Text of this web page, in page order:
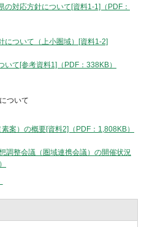
の対応方針について[資料1-1]（PDF：
について（上小圏域）[資料1-2]
て[参考資料1]（PDF：338KB）
ついて
案）の概要[資料2]（PDF：1,808KB）
調整会議（圏域連携会議）の開催状況